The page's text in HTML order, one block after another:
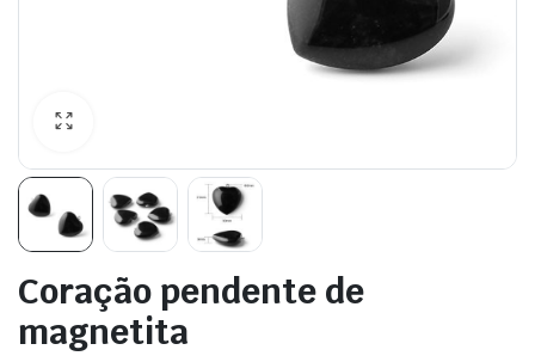
Coração pendente de
magnetita